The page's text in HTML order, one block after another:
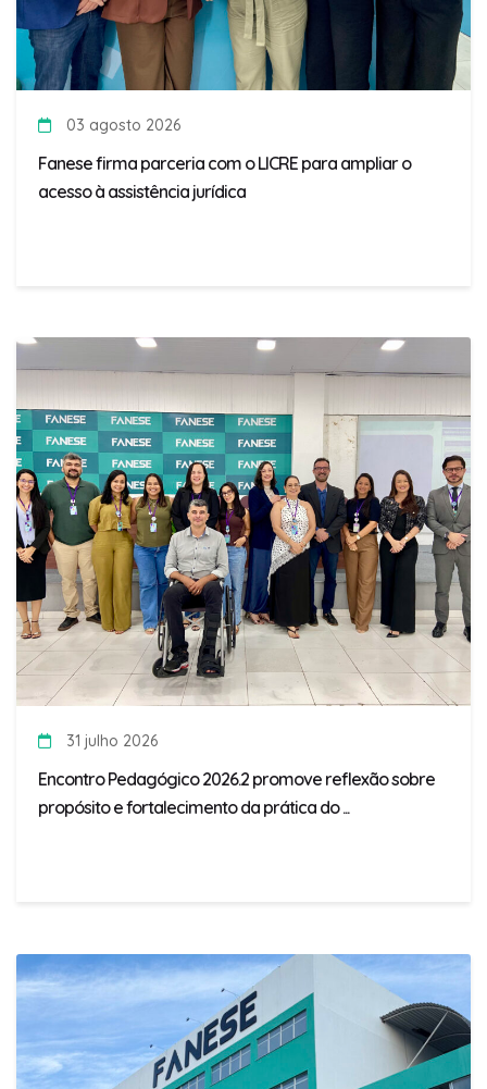
03 agosto 2026
Fanese firma parceria com o LICRE para ampliar o
acesso à assistência jurídica
31 julho 2026
Encontro Pedagógico 2026.2 promove reflexão sobre
propósito e fortalecimento da prática do ...